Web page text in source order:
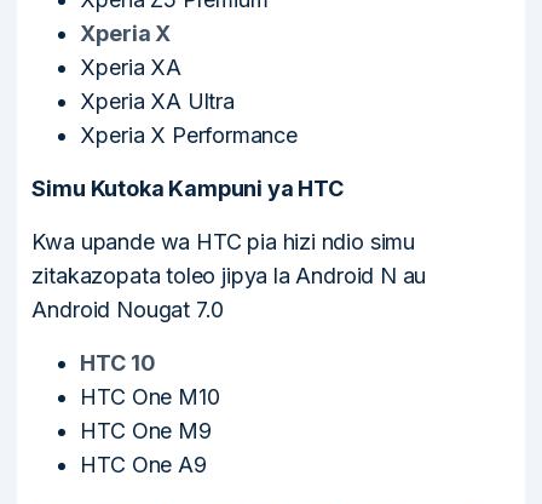
Xperia X
Xperia XA
Xperia XA Ultra
Xperia X Performance
Simu Kutoka Kampuni ya HTC
Kwa upande wa HTC pia hizi ndio simu
zitakazopata toleo jipya la Android N au
Android Nougat 7.0
HTC 10
HTC One M10
HTC One M9
HTC One A9